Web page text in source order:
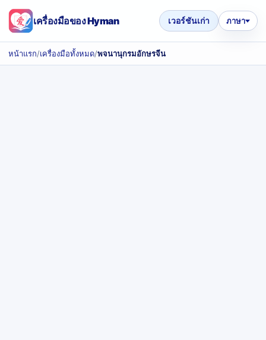
เครื่องมือของ Hyman เวอร์ชันเก่า ภาษา
หน้าแรก/เครื่องมือทั้งหมด/พจนานุกรมอักษรจีน